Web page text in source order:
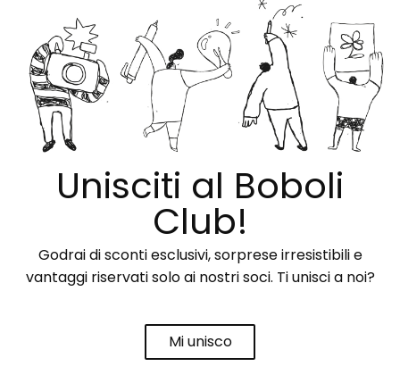
Unisciti al Boboli
Club!
Godrai di sconti esclusivi, sorprese irresistibili e
vantaggi riservati solo ai nostri soci. Ti unisci a noi?
Mi unisco